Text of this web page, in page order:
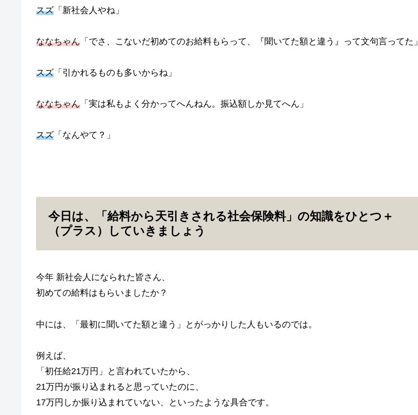
スズ 「新社会人やね」
ななちゃん 「でさ、こないだ初めてのお給料もらって、『聞いてた額と違う』って文句言ってた」
スズ 「引かれるものも多いからね」
ななちゃん 「実は私もよく分かってへんねん。振込額しか見てへん」
スズ 「なんやて？」
今日は、「給料から天引きされる社会保険料」の知識をひとつ＋
（プラス）していきましょう
今年 新社会人になられた皆さん、
初めての給料はもらいましたか？
中には、「最初に聞いてた額と違う」とがっかりした人もいるのでは。
例えば、
「初任給21万円」と言われていたから、
21万円が振り込まれると思っていたのに、
17万円しか振り込まれていない、といったような具合です。